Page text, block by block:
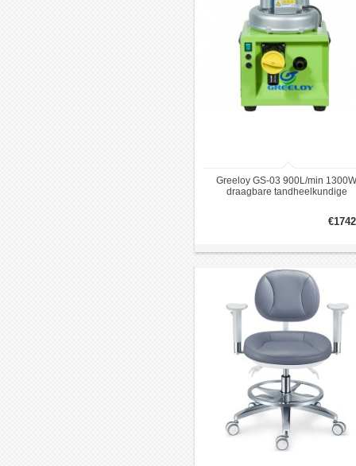
Greeloy GS-03 900L/min 1300W
draagbare tandheelkundige